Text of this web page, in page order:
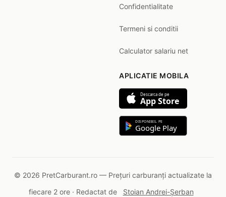
Confidentialitate
Termeni si conditii
Calculator salariu net
APLICATIE MOBILA
Descarca de pe
App Store
DISPONIBIL PE
Google Play
© 2026 PretCarburant.ro — Prețuri carburanți actualizate la
fiecare 2 ore · Redactat de
Stoian Andrei-Șerban